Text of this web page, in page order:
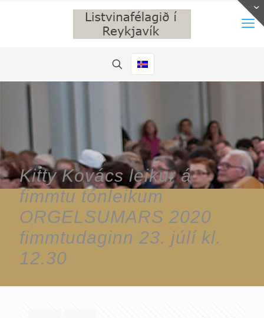
Kitty Kovács leikur á
fimmtu tónleikum
ORGELSUMARS 2020
fimmtudaginn 23. júlí kl.
12.30